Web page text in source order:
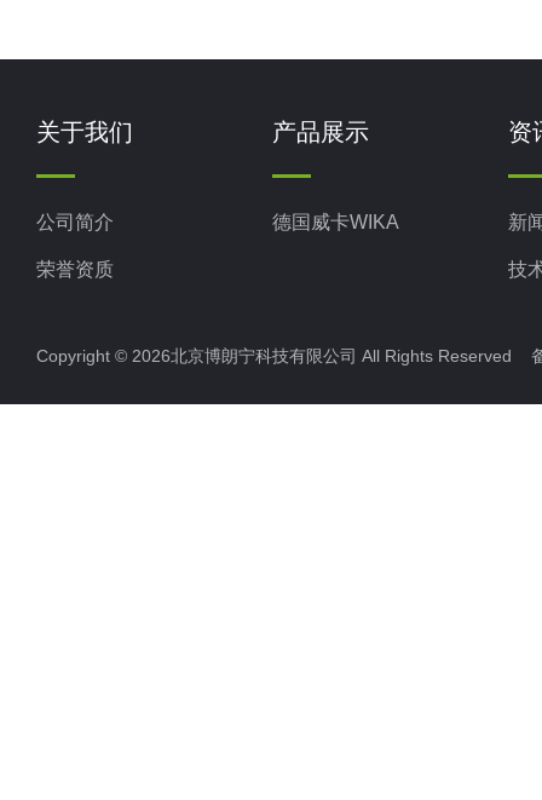
关于我们
公司简介
荣誉资质
产品展示
德国威卡WIKA
资
新
技
Copyright © 2026北京博朗宁科技有限公司 All Rights Reserved